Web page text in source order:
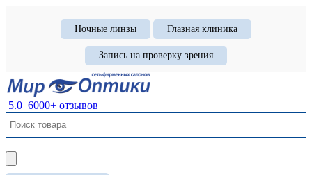
Ночные линзы Глазная клиника
Запись на проверку зрения
5.0 6000+ отзывов